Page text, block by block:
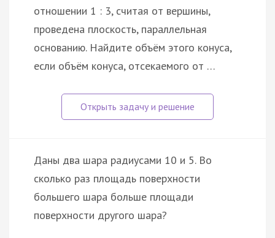
отношении 1 : 3, считая от вершины,
проведена плоскость, параллельная
основанию. Найдите объём этого конуса,
если объём конуса, отсекаемого от …
Даны два шара радиусами 10 и 5. Во
сколько раз площадь поверхности
большего шара больше площади
поверхности другого шара?